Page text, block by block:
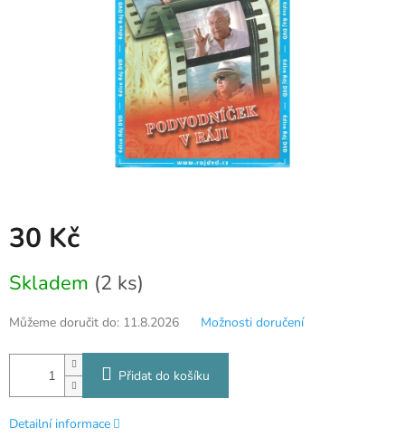
30 Kč
cena:
Skladem (2 ks)
Můžeme doručit do: 11.8.2026 Možnosti doručení
Přidat do košíku
Detailní informace